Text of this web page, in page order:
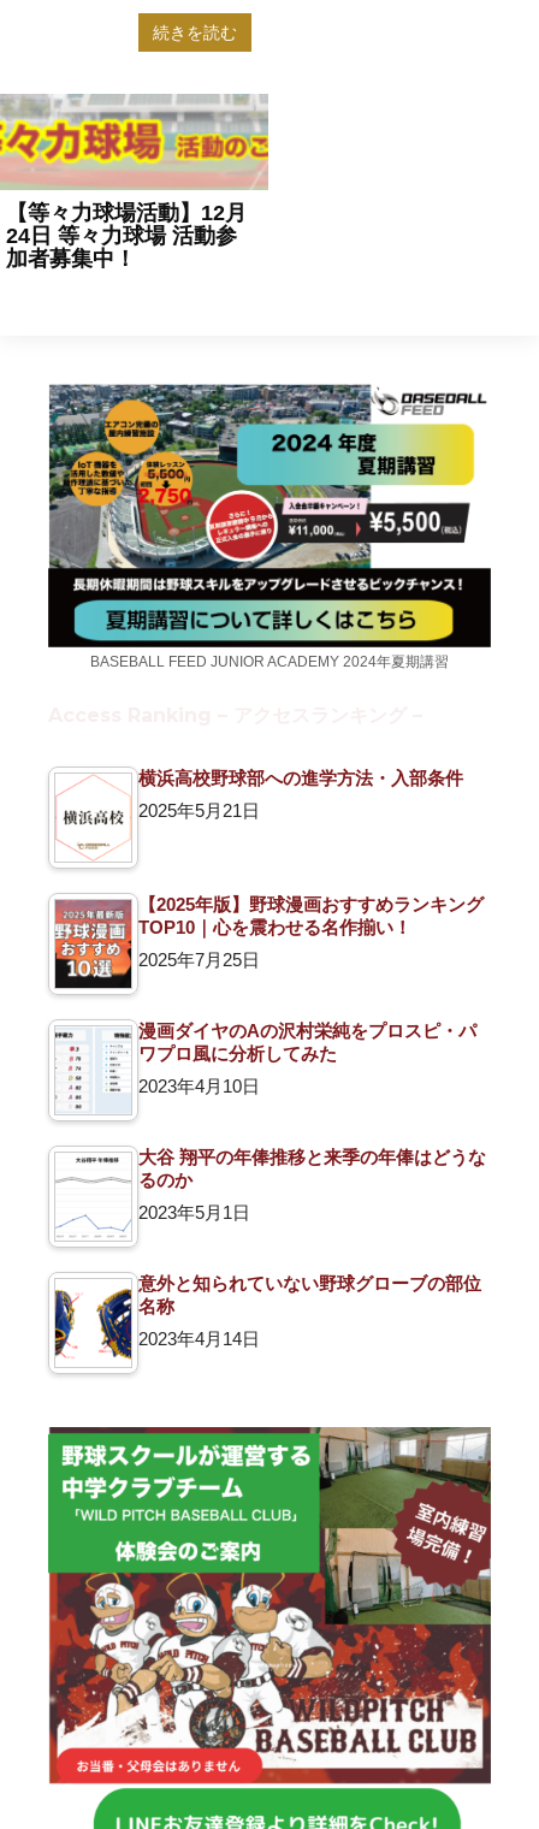
続きを読む
【等々力球場活動】12月
24日 等々力球場 活動参
加者募集中！
BASEBALL FEED JUNIOR ACADEMY 2024年夏期講習
横浜高校野球部への進学方法・入部条件
2025年5月21日
【2025年版】野球漫画おすすめランキング
TOP10｜心を震わせる名作揃い！
2025年7月25日
漫画ダイヤのAの沢村栄純をプロスピ・パ
ワプロ風に分析してみた
2023年4月10日
大谷 翔平の年俸推移と来季の年俸はどうな
るのか
2023年5月1日
意外と知られていない野球グローブの部位
名称
2023年4月14日